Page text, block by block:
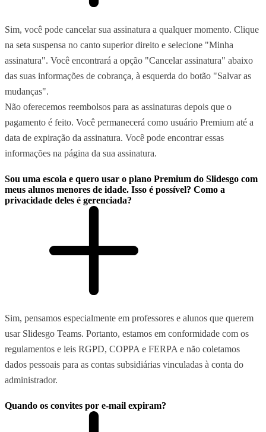
Sim, você pode cancelar sua assinatura a qualquer momento. Clique
na seta suspensa no canto superior direito e selecione "Minha
assinatura". Você encontrará a opção "Cancelar assinatura" abaixo
das suas informações de cobrança, à esquerda do botão "Salvar as
mudanças".
Não oferecemos reembolsos para as assinaturas depois que o
pagamento é feito. Você permanecerá como usuário Premium até a
data de expiração da assinatura. Você pode encontrar essas
informações na página da sua assinatura.
Sou uma escola e quero usar o plano Premium do Slidesgo com
meus alunos menores de idade. Isso é possível? Como a
privacidade deles é gerenciada?
Sim, pensamos especialmente em professores e alunos que querem
usar Slidesgo Teams. Portanto, estamos em conformidade com os
regulamentos e leis RGPD, COPPA e FERPA e não coletamos
dados pessoais para as contas subsidiárias vinculadas à conta do
administrador.
Quando os convites por e-mail expiram?